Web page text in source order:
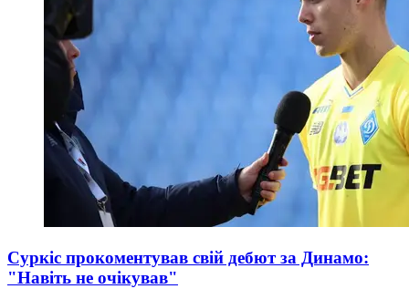
Суркіс прокоментував свій дебют за Динамо:
"Навіть не очікував"